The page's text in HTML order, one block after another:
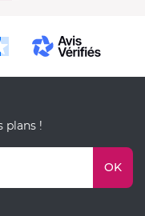
plans !
OK